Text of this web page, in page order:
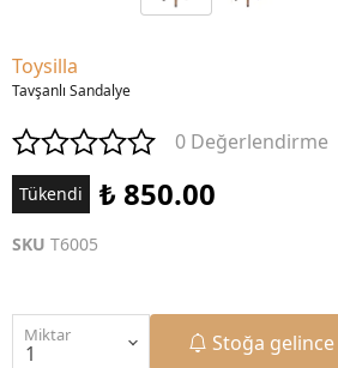
Toysilla
Tavşanlı Sandalye
0 Değerlendirme
Tükendi ₺ 850.00
SKU T6005
Miktar Stoğa